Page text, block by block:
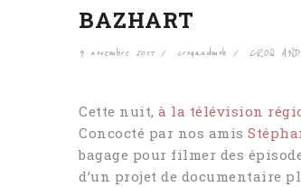
BAZHART
9 novembre 2017 croqandmob CROQ
Cette nuit, à la télévision
Concocté par nos amis
bagage pour filmer des
d’un projet de documentaire